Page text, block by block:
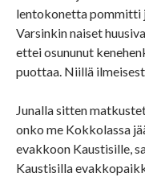
lentokonetta pommitti
Varsinkin naiset
ettei osununut
puottaa. Niillä
Junalla sitten
onko me Kokkolassa
evakkoon Kaustisille,
Kaustisilla